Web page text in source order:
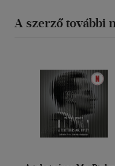
A szerző további